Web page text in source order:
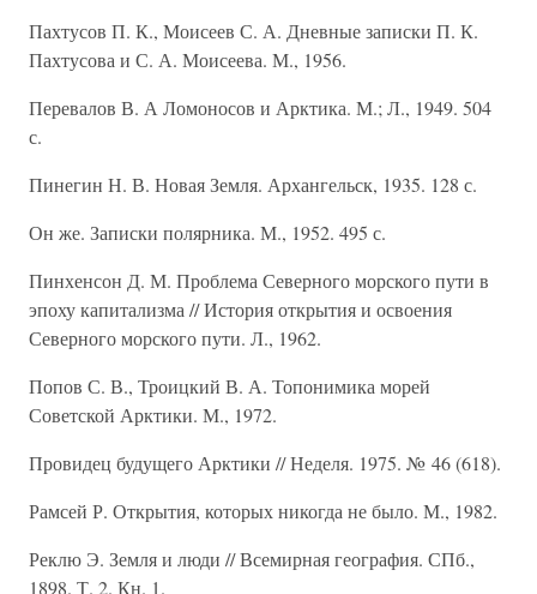
Пахтусов П. К., Моисеев С. А. Дневные записки П. К.
Пахтусова и С. А. Моисеева. М., 1956.
Перевалов В. А Ломоносов и Арктика. М.; Л., 1949. 504
с.
Пинегин Н. В. Новая Земля. Архангельск, 1935. 128 с.
Он же. Записки полярника. М., 1952. 495 с.
Пинхенсон Д. М. Проблема Северного морского пути в
эпоху капитализма // История открытия и освоения
Северного морского пути. Л., 1962.
Попов С. В., Троицкий В. А. Топонимика морей
Советской Арктики. М., 1972.
Провидец будущего Арктики // Неделя. 1975. № 46 (618).
Рамсей Р. Открытия, которых никогда не было. М., 1982.
Реклю Э. Земля и люди // Всемирная география. СПб.,
1898. Т. 2. Кн. 1.